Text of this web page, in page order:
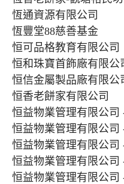
恆通資源有限公司
恆豐堂88慈善基金
恒可品格教育有限公司
恒和珠寶首飾廠有限公
恒信金屬製品廠有限公
恒香老餅家有限公司
恒益物業管理有限公
恒益物業管理有限公
恒益物業管理有限公
恒益物業管理有限公
恒益物業管理有限公司